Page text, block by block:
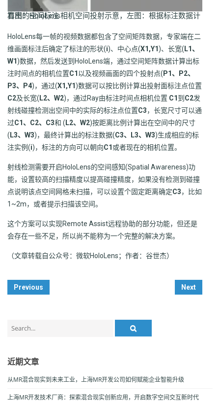
右图：HoloLens相机空间投射示意，左图：根据标注数据计算出的空间标注
HoloLens每一帧的视频数据都包含了空间矩阵数据，专家端在二
维画面标注后确定了标注的形状(i)、中心点(X1,Y1)、长宽(L1、
W1)数据，然后发送到HoloLens端，通过空间矩阵数据计算出标
注时间点的相机位置C1以及视频画面的四个投射点(P1、P2、
P3、P4)，通过(X1,Y1)数据可以按比例计算出投射面标注点位置
C2及长宽(L2、W2)，通过Ray由标注时间点相机位置 C1到C2发
射线碰撞检测出空间中的实际的标注点位置C3，长宽尺寸可以通
过C1、C2、C3和 (L2、W2)按距离比例计算出在空间中的尺寸
(L3、W3)，最终计算出的标注数据(C3、L3、W3)生成相应的标
注实例(i)，标注的方向可以朝向C1或者现在的相机位置。
射线检测需要开启HoloLens的空间感知(Spatial Awareness)功
能，设置较高的扫描精度以提高碰撞精度，如果没有检测到碰撞
点说明该点空间网格未扫描，可以设置个固定距离确定C3，比如
1~2m，或者提示扫描该空间。
这个方案可以实现Remote Assist远程协助的部分功能，但还是
会存在一些不足，所以尚不能称为一个完整的解决方案。
（文章转载自公众号：微软HoloLens；作者：谷世杰）
Post
Navigation
Previous Next
for:
近期文章
从MR混合现实到未来工业，上海MR开发公司如何赋能企业智能升级
上海MR开发技术厂商：探索混合现实创新应用，开启数字空间交互新时代